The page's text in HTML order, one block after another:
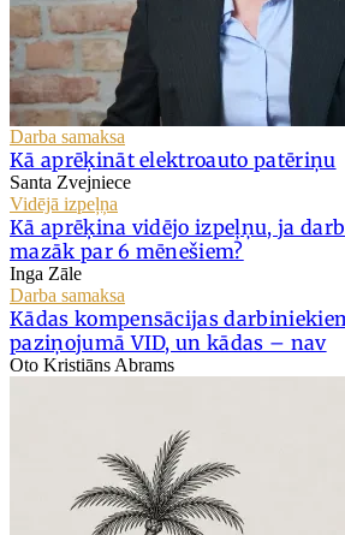
Darba samaksa
Kā aprēķināt elektroauto patēriņu
Santa Zvejniece
Vidējā izpeļņa
Kā aprēķina vidējo izpeļņu, ja
mazāk par 6 mēnešiem?
Inga Zāle
Darba samaksa
Kādas kompensācijas
paziņojumā VID, un kādas – nav
Oto Kristiāns Abrams